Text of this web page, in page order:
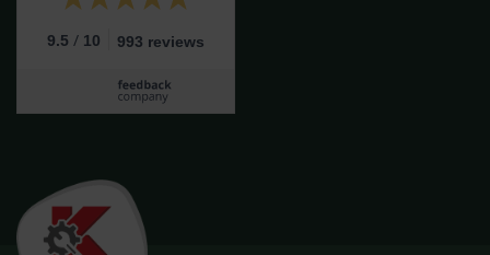
9.5 / 10 993 reviews